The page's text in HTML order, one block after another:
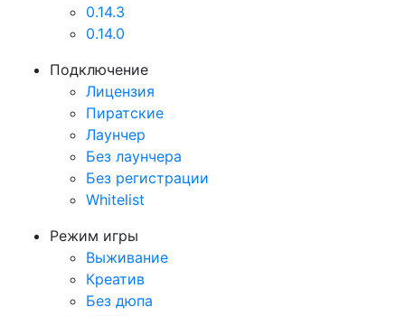
0.14.3
0.14.0
Подключение
Лицензия
Пиратские
Лаунчер
Без лаунчера
Без регистрации
Whitelist
Режим игры
Выживание
Креатив
Без дюпа